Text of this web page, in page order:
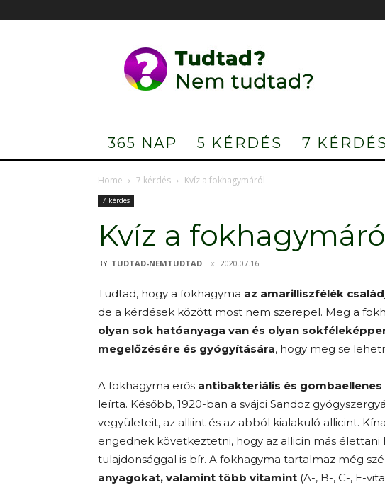
Nem
tudtad?
365 NAP 5 KÉRDÉS 7 KÉRDÉS
Home 7 kérdés Kvíz a fokhagymáról
7 kérdés
Kvíz a
BY TUDTAD-NEMTUDTAD 2020.07.16.
Tudtad, hogy a fokhagyma az amarilliszfélék
de a kérdések között most nem szerepel. Meg a
olyan sok hatóanyaga van és olyan
megelőzésére és gyógyítására, hogy meg se
A fokhagyma erős antibakteriális és
leírta. Később, 1920-ban a svájci Sandoz
vegyületeit, az alliint és az abból kialakuló allicint.
engednek következtetni, hogy az allicin más
tulajdonsággal is bír. A fokhagyma tartalmaz még
anyagokat, valamint több vitamint (A-, B-, C-, E-